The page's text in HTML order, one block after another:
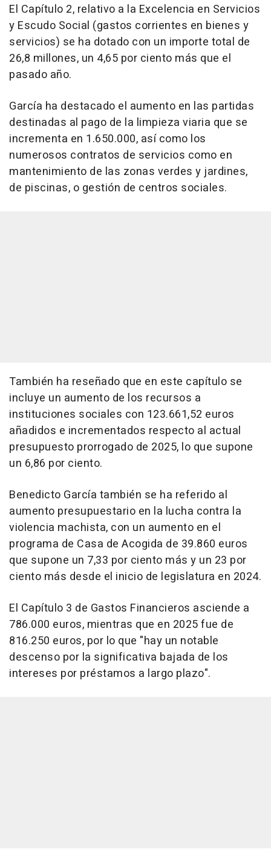
El Capítulo 2, relativo a la Excelencia en Servicios
y Escudo Social (gastos corrientes en bienes y
servicios) se ha dotado con un importe total de
26,8 millones, un 4,65 por ciento más que el
pasado año.
García ha destacado el aumento en las partidas
destinadas al pago de la limpieza viaria que se
incrementa en 1.650.000, así como los
numerosos contratos de servicios como en
mantenimiento de las zonas verdes y jardines,
de piscinas, o gestión de centros sociales.
También ha reseñado que en este capítulo se
incluye un aumento de los recursos a
instituciones sociales con 123.661,52 euros
añadidos e incrementados respecto al actual
presupuesto prorrogado de 2025, lo que supone
un 6,86 por ciento.
Benedicto García también se ha referido al
aumento presupuestario en la lucha contra la
violencia machista, con un aumento en el
programa de Casa de Acogida de 39.860 euros
que supone un 7,33 por ciento más y un 23 por
ciento más desde el inicio de legislatura en 2024.
El Capítulo 3 de Gastos Financieros asciende a
786.000 euros, mientras que en 2025 fue de
816.250 euros, por lo que "hay un notable
descenso por la significativa bajada de los
intereses por préstamos a largo plazo".